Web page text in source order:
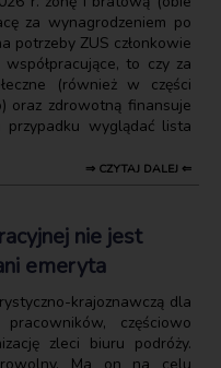
za wynagrodzeniem po
potrzeby ZUS członkowie
to czy za
(również w części
oraz zdrowotną finansuje
przypadku wyglądać lista
⇒ CZYTAJ DALEJ ⇐
nie jest
emeryta
krajoznawczą dla
częściowo
zleci biuru podróży.
Ma on na celu